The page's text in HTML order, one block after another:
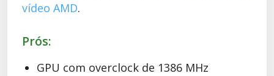
vídeo AMD.
Prós:
GPU com overclock de 1386 MHz